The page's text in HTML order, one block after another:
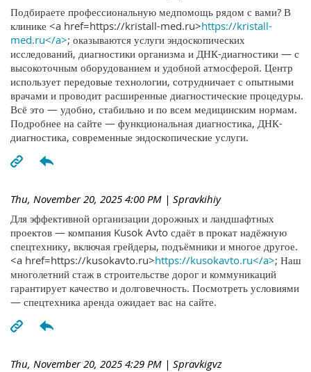
Подбираете профессиональную медпомощь рядом с вами? В
клинике <a href=https://kristall-med.ru>https://kristall-
med.ru</a>; оказываются услуги эндоскопических
исследований, диагностики организма и ДНК-диагностики — с
высокоточным оборудованием и удобной атмосферой. Центр
использует передовые технологии, сотрудничает с опытными
врачами и проводит расширенные диагностические процедуры.
Всё это — удобно, стабильно и по всем медицинским нормам.
Подробнее на сайте — функциональная диагностика, ДНК-
диагностика, современные эндоскопические услуги.
Thu, November 20, 2025 4:00 PM | Spravkihiy
Для эффективной организации дорожных и ландшафтных
проектов — компания Kusok Avto сдаёт в прокат надёжную
спецтехнику, включая грейдеры, подъёмники и многое другое.
<a href=https://kusokavto.ru>https://kusokavto.ru</a>; Наш
многолетний стаж в строительстве дорог и коммуникаций
гарантирует качество и долговечность. Посмотреть условиями
— спецтехника аренда ожидает вас на сайте.
Thu, November 20, 2025 4:29 PM | Spravkigvz